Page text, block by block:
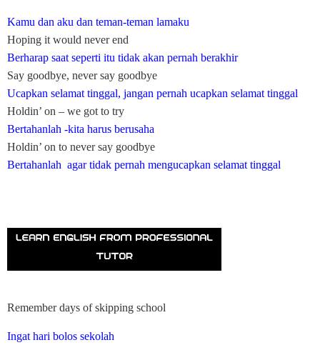
Kamu dan aku dan teman-teman lamaku
Hoping it would never end
Berharap saat seperti itu tidak akan pernah berakhir
Say goodbye, never say goodbye
Ucapkan selamat tinggal, jangan pernah ucapkan selamat tinggal
Holdin’ on – we got to try
Bertahanlah -kita harus berusaha
Holdin’ on to never say goodbye
Bertahanlah agar tidak pernah mengucapkan selamat tinggal
Remember days of skipping school
Ingat hari bolos sekolah